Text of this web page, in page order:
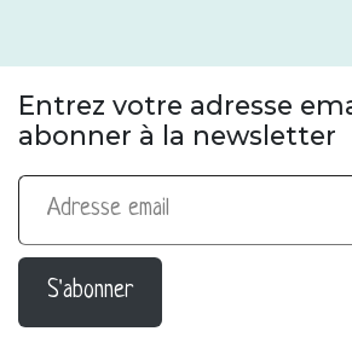
Entrez votre adresse
abonner à la newsletter
Adresse email
S'abonner